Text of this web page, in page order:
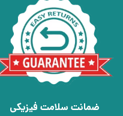
ضمانت سلامت فیزیکی